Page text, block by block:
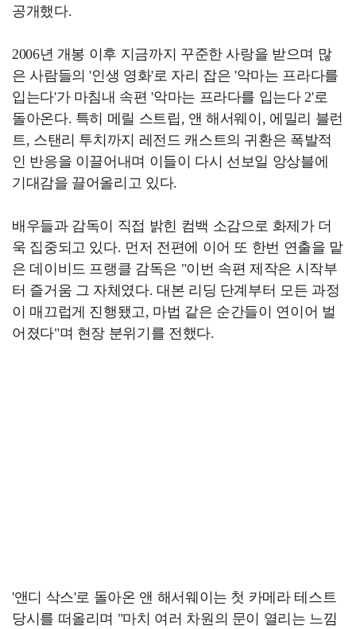
공개했다.
2006년 개봉 이후 지금까지 꾸준한 사랑을 받으며 많
은 사람들의 '인생 영화'로 자리 잡은 '악마는 프라다를
입는다'가 마침내 속편 '악마는 프라다를 입는다 2'로
돌아온다. 특히 메릴 스트립, 앤 해서웨이, 에밀리 블런
트, 스탠리 투치까지 레전드 캐스트의 귀환은 폭발적
인 반응을 이끌어내며 이들이 다시 선보일 앙상블에
기대감을 끌어올리고 있다.
배우들과 감독이 직접 밝힌 컴백 소감으로 화제가 더
욱 집중되고 있다. 먼저 전편에 이어 또 한번 연출을 맡
은 데이비드 프랭클 감독은 "이번 속편 제작은 시작부
터 즐거움 그 자체였다. 대본 리딩 단계부터 모든 과정
이 매끄럽게 진행됐고, 마법 같은 순간들이 연이어 벌
어졌다"며 현장 분위기를 전했다.
'앤디 삭스'로 돌아온 앤 해서웨이는 첫 카메라 테스트
당시를 떠올리며 "마치 여러 차원의 문이 열리는 느낌